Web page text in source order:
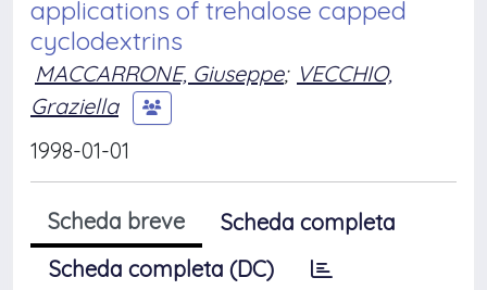
applications of trehalose capped
cyclodextrins
MACCARRONE, Giuseppe; VECCHIO,
Graziella
1998-01-01
Scheda breve
Scheda completa
Scheda completa (DC)